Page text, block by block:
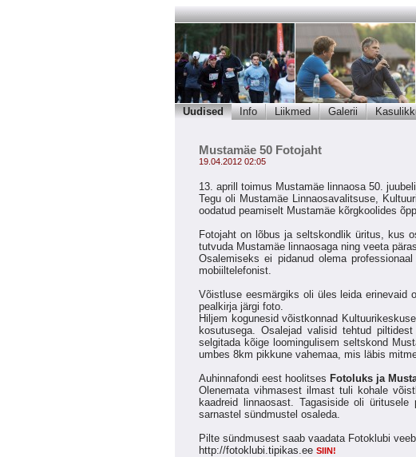
Uudised Info Liikmed Galerii
Mustamäe 50 Fotojaht
19.04.2012 02:05
13. aprill toimus Mustamäe linnaosa 50.
Tegu oli Mustamäe Linnaosavalitsuse,
oodatud peamiselt Mustamäe kõrgkoolides
Fotojaht on lõbus ja seltskondlik üritus, kus
tutvuda Mustamäe linnaosaga ning veeta
Osalemiseks ei pidanud olema
mobiiltelefonist.
Võistluse eesmärgiks oli üles leida erinevaid
pealkirja järgi foto.
Hiljem kogunesid võistkonnad
kosutusega. Osalejad valisid tehtud
selgitada kõige loomingulisem seltskond
umbes 8km pikkune vahemaa, mis läbis
Auhinnafondi eest hoolitses Fotoluks ja
Olenemata vihmasest ilmast tuli kohale
kaadreid linnaosast. Tagasiside oli
sarnastel sündmustel osaleda.
Pilte sündmusest saab vaadata Fotoklubi
http://fotoklubi.tipikas.ee SIIN!